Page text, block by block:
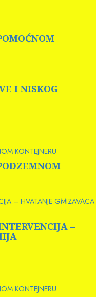
I NISKOG
KONTEJNERU
– HVATANJE GMIZAVACA
–
KONTEJNERU